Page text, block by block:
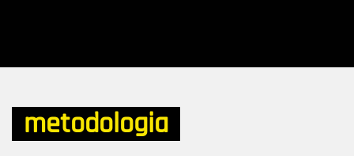
metodologia